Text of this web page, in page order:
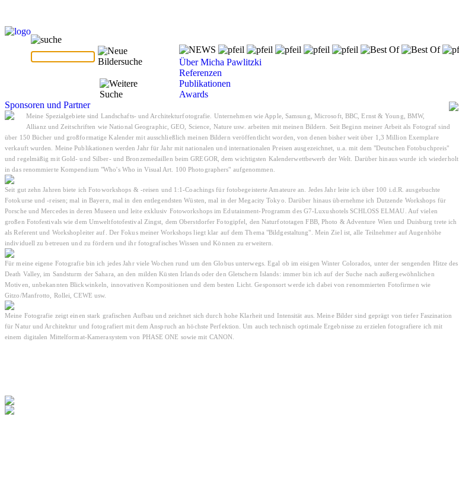
Über Micha Pawlitzki
Referenzen
Publikationen
Awards
Sponsoren und Partner
Meine Spezialgebiete sind Landschafts- und Architekturfotografie. Unternehmen wie Apple, Samsung, Microsoft, BBC, Ernst & Young, BMW,
Allianz und Zeitschriften wie National Geographic, GEO, Science, Nature usw. arbeiten mit meinen Bildern. Seit Beginn meiner Arbeit als Fotograf sind
über 150 Bücher und großformatige Kalender mit ausschließlich meinen Bildern veröffentlicht worden, von denen bisher weit über 1,3 Million Exemplare
verkauft wurden. Meine Publikationen werden Jahr für Jahr mit nationalen und internationalen Preisen ausgezeichnet, u.a. mit dem "Deutschen Fotobuchpreis"
und regelmäßig mit Gold- und Silber- und Bronzemedaillen beim GREGOR, dem wichtigsten Kalenderwettbewerb der Welt. Darüber hinaus wurde ich wiederholt
in das renommierte Kompendium "Who's Who in Visual Art. 100 Photographers" aufgenommen.
Seit gut zehn Jahren biete ich Fotoworkshops & -reisen und 1:1-Coachings für fotobegeisterte Amateure an. Jedes Jahr leite ich über 100 i.d.R. ausgebuchte
Fotokurse und -reisen; mal in Bayern, mal in den entlegendsten Wüsten, mal in der Megacity Tokyo. Darüber hinaus übernehme ich Dutzende Workshops für
Porsche und Mercedes in deren Museen und leite exklusiv Fotoworkshops im Edutainment-Programm des G7-Luxushotels SCHLOSS ELMAU. Auf vielen
großen Fotofestivals wie dem Umweltfotofestival Zingst, dem Oberstdorfer Fotogipfel, den Naturfototagen FBB, Photo & Adventure Wien und Duisburg trete ich
als Referent und Workshopleiter auf. Der Fokus meiner Workshops liegt klar auf dem Thema "Bildgestaltung". Mein Ziel ist, alle Teilnehmer auf Augenhöhe
individuell zu betreuen und zu fördern und ihr fotografisches Wissen und Können zu erweitern.
Für meine eigene Fotografie bin ich jedes Jahr viele Wochen rund um den Globus unterwegs. Egal ob im eisigen Winter Colorados, unter der sengenden Hitze des
Death Valley, im Sandsturm der Sahara, an den milden Küsten Irlands oder den Gletschern Islands: immer bin ich auf der Suche nach außergewöhnlichen
Motiven, unbekannten Blickwinkeln, innovativen Kompositionen und dem besten Licht. Gesponsort werde ich dabei von renommierten Fotofirmen wie
Gitzo/Manfrotto, Rollei, CEWE usw.
Meine Fotografie zeigt einen stark grafischen Aufbau und zeichnet sich durch hohe Klarheit und Intensität aus. Meine Bilder sind geprägt von tiefer Faszination
für Natur und Architektur und fotografiert mit dem Anspruch an höchste Perfektion. Um auch technisch optimale Ergebnisse zu erzielen fotografiere ich mit
einem digitalen Mittelformat-Kamerasystem von PHASE ONE sowie mit CANON.